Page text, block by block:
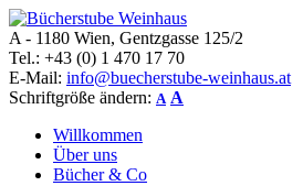
Bücherstube Weinhaus
Verkauf von seltenen antiquarischen und
verlagsneuen Bücher.
A - 1180 Wien, Gentzgasse 125/2
Tel.: +43 (0) 1 470 17 70
E-Mail: info@buecherstube-weinhaus.at
Schriftgröße ändern: A A
Willkommen
Über uns
Bücher & Co